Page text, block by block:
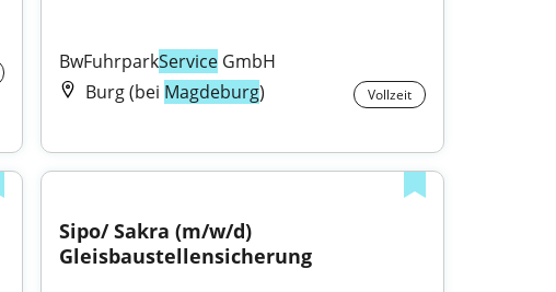
BwFuhrparkService GmbH
Burg (bei Magdeburg) Vollzeit
Sipo/ Sakra (m/w/d)
Gleisbaustellensicherung